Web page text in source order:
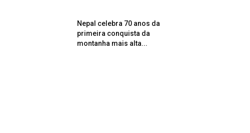
Nepal celebra 70 anos da
primeira conquista da
montanha mais alta...